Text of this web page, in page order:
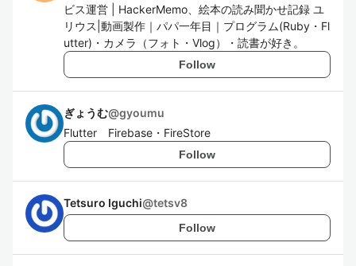
ビス運営 | HackerMemo、絵本の読み聞かせ記録 ユ
リウス|動画製作｜パパ一年目｜プログラム(Ruby・Fl
utter)・カメラ（フォト・Vlog）・読書が好き。
Follow
ぎょうむ@gyoumu
Flutter Firebase・FireStore
Follow
Tetsuro Iguchi@tetsv8
Follow